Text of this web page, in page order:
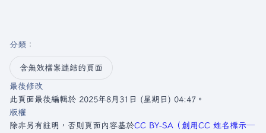
分類 ：​
含無效檔案連結的頁面
最後修改
此頁面最後編輯於 2025年8月31日 (星期日) 04:47。
版權
除非另有註明，否則頁面內容基於CC BY-SA（創用CC 姓名標示─